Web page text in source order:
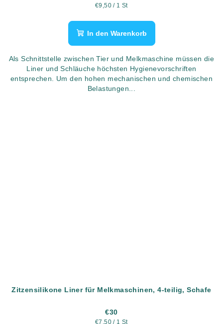
Verkaufspreis:
€9,50 / 1 St
In den Warenkorb
Als Schnittstelle zwischen Tier und Melkmaschine müssen die
Liner und Schläuche höchsten Hygienevorschriften
entsprechen. Um den hohen mechanischen und chemischen
Belastungen...
Zitzensilikone Liner für Melkmaschinen, 4-teilig, Schafe
€30
Verkaufspreis:
€7,50 / 1 St